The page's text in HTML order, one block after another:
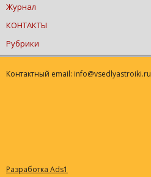
Журнал
КОНТАКТЫ
Рубрики
Контактный email: info@vsedlyastroiki.ru
Разработка Ads1